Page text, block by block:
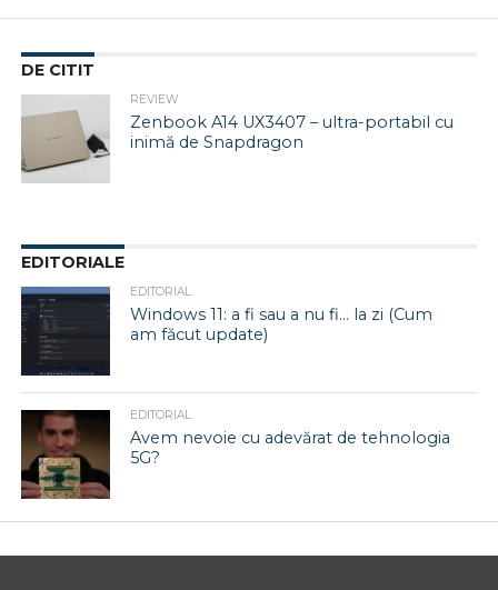
DE CITIT
REVIEW
Zenbook A14 UX3407 – ultra-portabil cu
inimă de Snapdragon
EDITORIALE
EDITORIAL
Windows 11: a fi sau a nu fi… la zi (Cum
am făcut update)
EDITORIAL
Avem nevoie cu adevărat de tehnologia
5G?